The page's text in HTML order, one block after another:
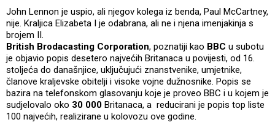
John Lennon je uspio, ali njegov kolega iz benda, Paul McCartney,
nije. Kraljica Elizabeta I je odabrana, ali ne i njena imenjakinja s
brojem II.
British Brodacasting Corporation, poznatiji kao BBC u subotu
je objavio popis desetero najvećih Britanaca u povijesti, od 16.
stoljeća do današnjice, uključujući znanstvenike, umjetnike,
članove kraljevske obitelji i visoke vojne dužnosnike. Popis se
bazira na telefonskom glasovanju koje je proveo BBC i u kojem je
sudjelovalo oko 30 000 Britanaca, a reducirani je popis top liste
100 najvećih, realizirane u kolovozu ove godine.